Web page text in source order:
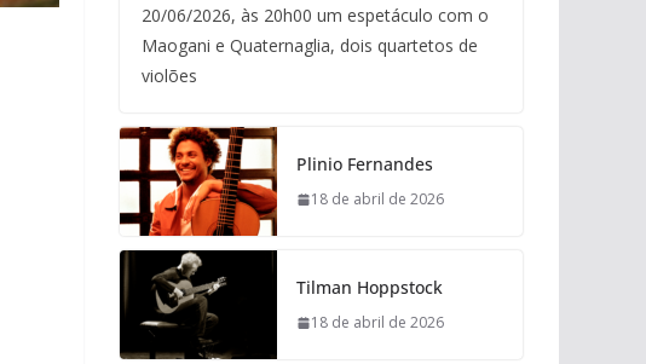
20/06/2026, às 20h00 um espetáculo com o
Maogani e Quaternaglia, dois quartetos de
violões
Plinio Fernandes
18 de abril de 2026
Tilman Hoppstock
18 de abril de 2026